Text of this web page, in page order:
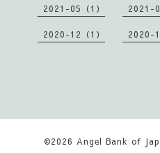
2021-05（1） 2021-
2020-12（1） 2020-
©2026 Angel Bank of